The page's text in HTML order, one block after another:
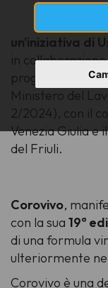
un'iniziativa di
in
progetto
Ministero del
2/2024), con il
Venezia Giulia e
del Friuli.
Corovivo,
con la sua 19ª
di una formula
ulteriormente
Corovivo è una